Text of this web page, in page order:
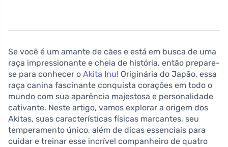
Se você é um amante de cães e está em busca de uma
raça impressionante e cheia de história, então prepare-
se para conhecer o Akita Inu! Originária do Japão, essa
raça canina fascinante conquista corações em todo o
mundo com sua aparência majestosa e personalidade
cativante. Neste artigo, vamos explorar a origem dos
Akitas, suas características físicas marcantes, seu
temperamento único, além de dicas essenciais para
cuidar e treinar esse incrível companheiro de quatro